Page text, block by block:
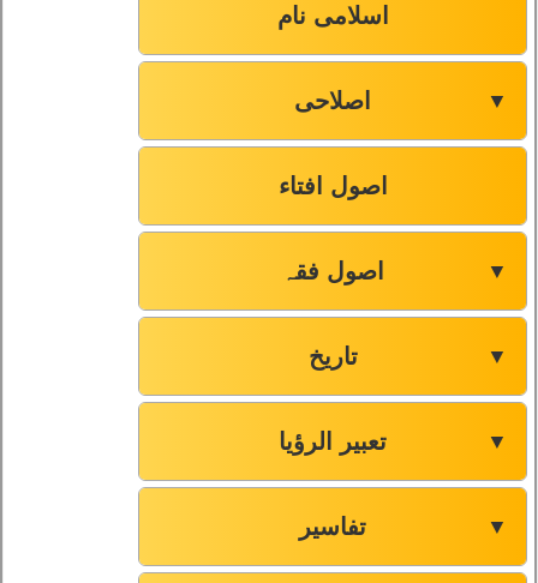
اسلامی نام
اصلاحی ▼
اصول افتاء
اصول فقہ ▼
تاریخ ▼
تعبیر الرؤیا ▼
تفاسیر ▼